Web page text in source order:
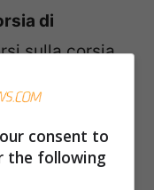
di
sulla corsia
la mancata
su
consent to
the following